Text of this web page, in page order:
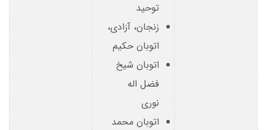
توحید
زنجان، آزادی،
اتوبان حکیم
اتوبان شیخ
فضل اله
نوری
اتوبان محمد